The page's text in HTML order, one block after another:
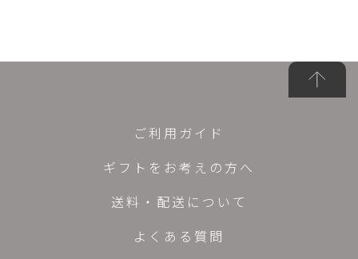
ご利用ガイド
ギフトをお考えの方へ
送料・配送について
よくある質問